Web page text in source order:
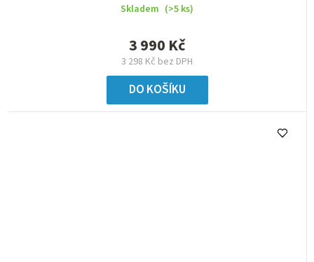
Skladem (>5 ks)
3 298 Kč bez DPH
3 990 Kč
DO KOŠÍKU